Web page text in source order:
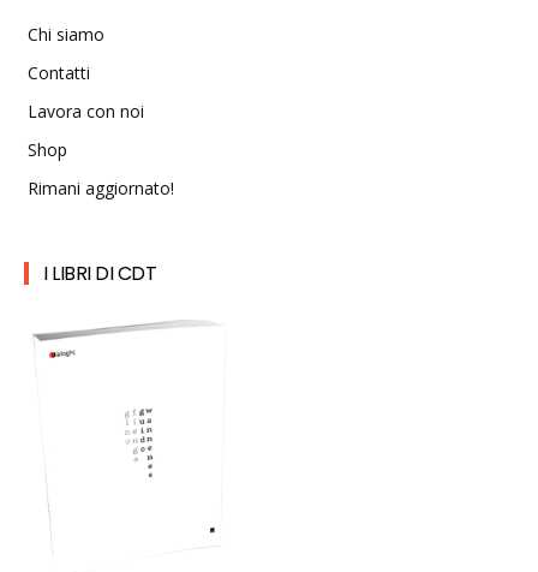
Chi siamo
Contatti
Lavora con noi
Shop
Rimani aggiornato!
I LIBRI DI CDT